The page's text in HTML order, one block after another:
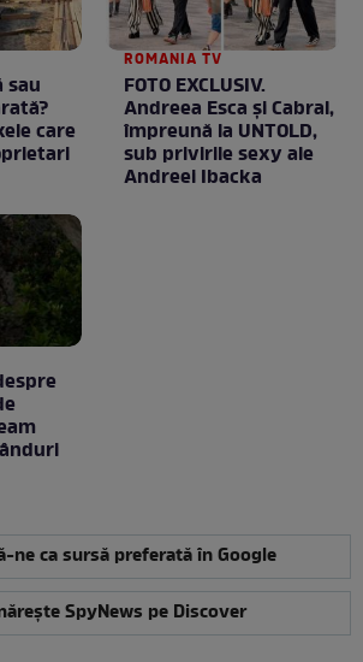
sau
care
ROMANIA TV
FOTO EXCLUSIV.
Andreea Esca şi Cabral,
împreună la UNTOLD,
sub privirile sexy ale
Andreei Ibacka
ne ca sursă preferată în Google
SpyNews pe Discover